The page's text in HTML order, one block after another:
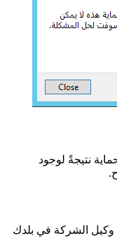
نتيجةً لوجود
الشركة في بلدك